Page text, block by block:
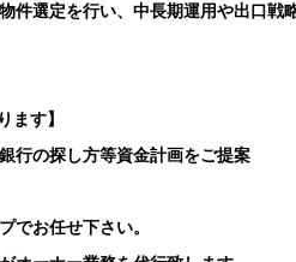
件選定を行い、中長期運用や出口戦
ます】
行の探し方等資金計画をご提案
でお任せ下さい。